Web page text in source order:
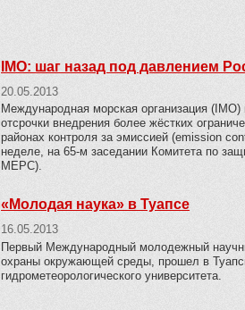
IMO: шаг назад под давлением
20.05.2013
Международная морская организация
отсрочки внедрения более жёстких
районах контроля за эмиссией (emission
неделе, на 65-м заседании Комитета по
MEPC).
«Молодая наука» в Туапсе
16.05.2013
Первый Международный молодежный
охраны окружающей среды, прошел в
гидрометеорологического университета.